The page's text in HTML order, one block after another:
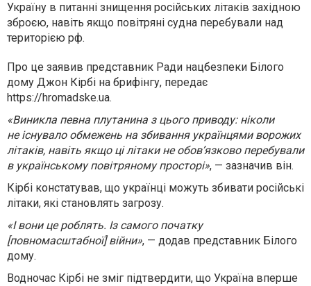
Україну в питанні знищення російських літаків західною
зброєю, навіть якщо повітряні судна перебували над
територією рф.
Про це заявив представник Ради нацбезпеки Білого
дому Джон Кірбі на брифінгу, передає
https://hromadske.ua.
«Виникла певна плутанина з цього приводу: ніколи
не існувало обмежень на збивання українцями ворожих
літаків, навіть якщо ці літаки не обов’язково перебували
в українському повітряному просторі», — зазначив він.
Кірбі констатував, що українці можуть збивати російські
літаки, які становлять загрозу.
«І вони це роблять. Із самого початку
[повномасштабної] війни», — додав представник Білого
дому.
Водночас Кірбі не зміг підтвердити, що Україна вперше